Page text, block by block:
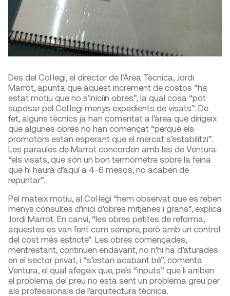
Des del Col·legi, el director de l’Àrea Tècnica, Jordi
Marrot, apunta que aquest increment de costos “ha
estat motiu que no s’iniciïn obres”, la qual cosa “pot
suposar pel Col·legi menys expedients de visats”. De
fet, alguns tècnics ja han comentat a l’àrea que dirigeix
que algunes obres no han començat “perquè els
promotors estan esperant que el mercat s’estabilitzi”.
Les paraules de Marrot concorden amb les de Ventura:
“els visats, que són un bon termòmetre sobre la feina
que hi haurà d’aquí a 4-6 mesos, no acaben de
repuntar”.
Pel mateix motiu, al Col·legi “hem observat que es reben
menys consultes d’inici d’obres mitjanes i grans”, explica
Jordi Marrot. En canvi, “les obres petites de reforma,
aquestes es van fent com sempre, però amb un control
del cost més estricte”. Les obres començades,
mentrestant, continuen endavant, no n’hi ha d’aturades
en el sector privat, i “s’estan acabant bé”, comenta
Ventura, el qual afegeix que, pels “inputs” que li arriben
el problema del preu no està sent un problema greu per
als professionals de l’arquitectura tècnica.